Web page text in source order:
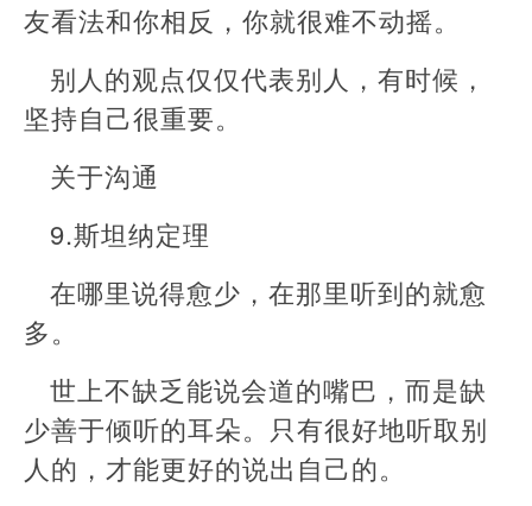
友看法和你相反，你就很难不动摇。
别人的观点仅仅代表别人，有时候，
坚持自己很重要。
关于沟通
9.斯坦纳定理
在哪里说得愈少，在那里听到的就愈
多。
世上不缺乏能说会道的嘴巴，而是缺
少善于倾听的耳朵。只有很好地听取别
人的，才能更好的说出自己的。